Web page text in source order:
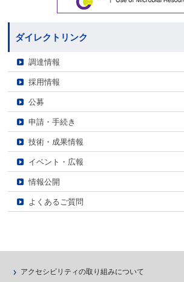
ダイレクトリンク
調達情報
採用情報
公募
申請・手続き
技術・成果情報
イベント・広報
情報公開
よくあるご質問
アクセシビリティの取り組みについて